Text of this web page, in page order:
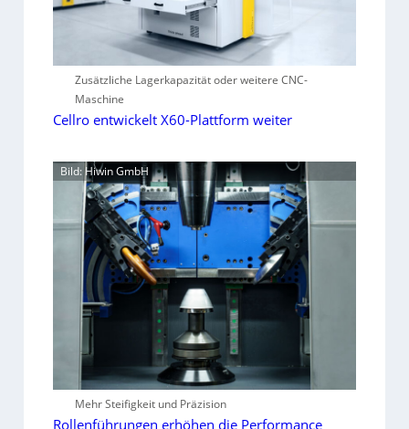
Zusätzliche Lagerkapazität oder weitere CNC-
Maschine
Cellro entwickelt X60-Plattform weiter
Bild: Hiwin GmbH
Mehr Steifigkeit und Präzision